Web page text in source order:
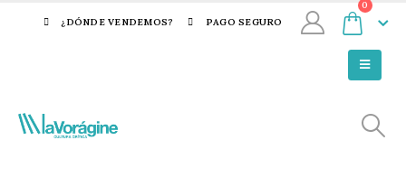
¿DÓNDE VENDEMOS? PAGO SEGURO
0